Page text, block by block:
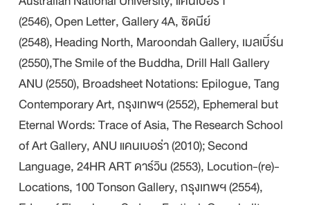
(2546),Open Letter, Gallery 4A, ซิดนีย์
(2548),Heading North, Maroondah Gallery, เมลเบิ์ร์น
(2550),The Smile of the Buddha, Drill Hall Gallery
ANU (2550), Broadsheet Notations: Epilogue, Tang
Contemporary Art, กรุงเทพฯ (2552), Ephemeral but
Eternal Words: Trace of Asia, The Research School
of Art Gallery, ANU แคนเบอร่า (2010);Second
Language, 24HR ART ดาร์วิน (2553), Locution-(re)-
Locations, 100 Tonson Gallery, กรุงเทพฯ (2554),